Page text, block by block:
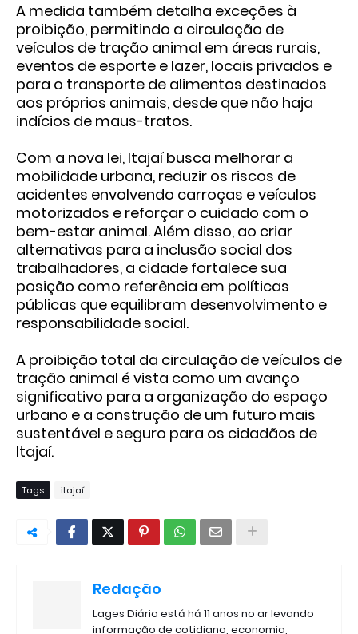
A medida também detalha exceções à
proibição, permitindo a circulação de
veículos de tração animal em áreas rurais,
eventos de esporte e lazer, locais privados e
para o transporte de alimentos destinados
aos próprios animais, desde que não haja
indícios de maus-tratos.
Com a nova lei, Itajaí busca melhorar a
mobilidade urbana, reduzir os riscos de
acidentes envolvendo carroças e veículos
motorizados e reforçar o cuidado com o
bem-estar animal. Além disso, ao criar
alternativas para a inclusão social dos
trabalhadores, a cidade fortalece sua
posição como referência em políticas
públicas que equilibram desenvolvimento e
responsabilidade social.
A proibição total da circulação de veículos de
tração animal é vista como um avanço
significativo para a organização do espaço
urbano e a construção de um futuro mais
sustentável e seguro para os cidadãos de
Itajaí.
Tags itajaí
Redação
Lages Diário está há 11 anos no ar levando
informação de cotidiano, economia,